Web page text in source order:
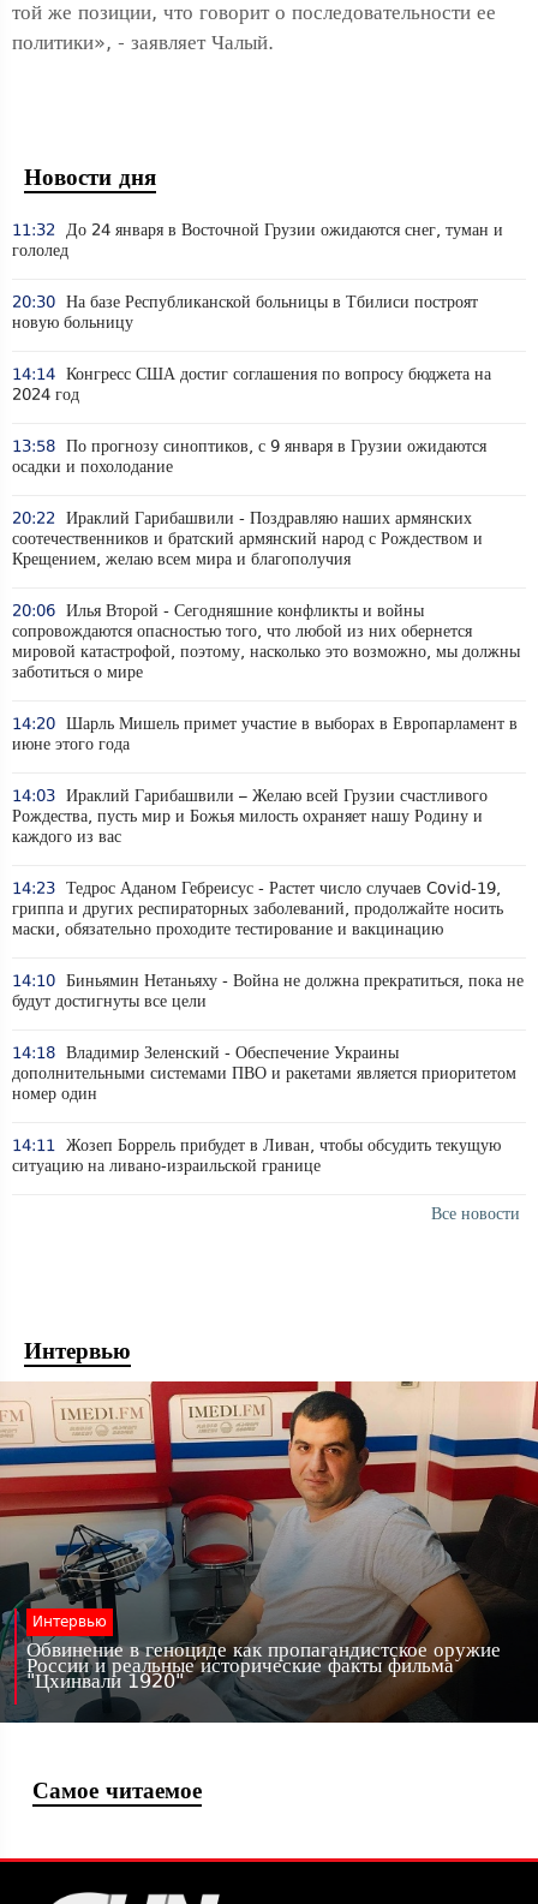
той же позиции, что говорит о последовательности ее
политики», - заявляет Чалый.
Новости дня
11:32 До 24 января в Восточной Грузии ожидаются снег, туман и
гололед
20:30 На базе Республиканской больницы в Тбилиси построят
новую больницу
14:14 Конгресс США достиг соглашения по вопросу бюджета на
2024 год
13:58 По прогнозу синоптиков, с 9 января в Грузии ожидаются
осадки и похолодание
20:22 Ираклий Гарибашвили - Поздравляю наших армянских
соотечественников и братский армянский народ с Рождеством и
Крещением, желаю всем мира и благополучия
20:06 Илья Второй - Сегодняшние конфликты и войны
сопровождаются опасностью того, что любой из них обернется
мировой катастрофой, поэтому, насколько это возможно, мы должны
заботиться о мире
14:20 Шарль Мишель примет участие в выборах в Европарламент в
июне этого года
14:03 Ираклий Гарибашвили – Желаю всей Грузии счастливого
Рождества, пусть мир и Божья милость охраняет нашу Родину и
каждого из вас
14:23 Тедрос Аданом Гебреисус - Растет число случаев Covid-19,
гриппа и других респираторных заболеваний, продолжайте носить
маски, обязательно проходите тестирование и вакцинацию
14:10 Биньямин Нетаньяху - Война не должна прекратиться, пока не
будут достигнуты все цели
14:18 Владимир Зеленский - Обеспечение Украины
дополнительными системами ПВО и ракетами является приоритетом
номер один
14:11 Жозеп Боррель прибудет в Ливан, чтобы обсудить текущую
ситуацию на ливано-израильской границе
Все новости
Интервью
Интервью
Обвинение в геноциде как пропагандистское оружие
России и реальные исторические факты фильма
"Цхинвали 1920"
Самое читаемое